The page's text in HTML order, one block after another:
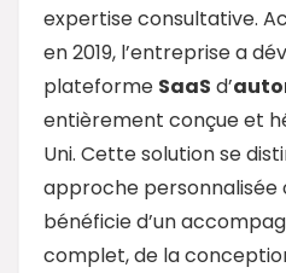
expertise consultative.
en 2019, l’entreprise a
plateforme SaaS d’
entièrement conçue et
Uni. Cette solution se
approche personnalisée
bénéficie d’un
complet, de la